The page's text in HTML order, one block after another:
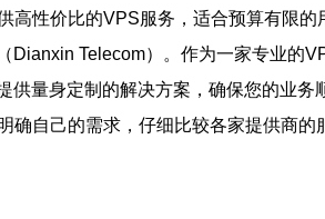
性价比的VPS服务，适合预算有限的
Telecom）。作为一家专业
量身定制的解决方案，确保您的业务
确自己的需求，仔细比较各家提供商